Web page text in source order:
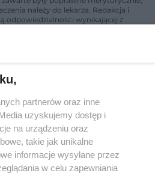
należy do lekarza. Redakcja i
odpowiedzialności wynikającej z
polegającej na udzielaniu
art. 3 ust 1 ustawy o
serwisie nie może być powielany i
w jakikolwiek sposób
mechaniczny) na jakimkolwiek polu
włącznie z umieszczaniem w
właściciela praw. Jakiekolwiek użycie
lub w części z naruszeniem
jest zabronione pod groźbą kary i
partnerów oraz inne
uzyskujemy dostęp i
na urządzeniu oraz
takie jak unikalne
informacje wysyłane przez
w celu zapewniania